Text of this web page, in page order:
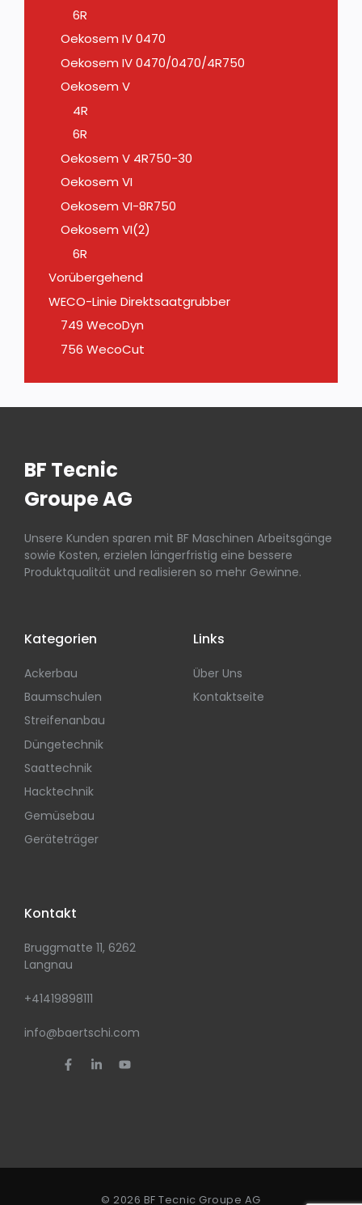
6R
Oekosem IV 0470
Oekosem IV 0470/0470/4R750
Oekosem V
4R
6R
Oekosem V 4R750-30
Oekosem VI
Oekosem VI-8R750
Oekosem VI(2)
6R
Vorübergehend
WECO-Linie Direktsaatgrubber
749 WecoDyn
756 WecoCut
BF Tecnic
Groupe AG
Unsere Kunden sparen mit BF Maschinen Arbeitsgänge
sowie Kosten, erzielen längerfristig eine bessere
Produktqualität und realisieren so mehr Gewinne.
Kategorien
Ackerbau
Baumschulen
Streifenanbau
Düngetechnik
Saattechnik
Hacktechnik
Gemüsebau
Geräteträger
Links
Über Uns
Kontaktseite
Kontakt
Bruggmatte 11, 6262
Langnau
+41419898111
info@baertschi.com
© 2026 BF Tecnic Groupe AG